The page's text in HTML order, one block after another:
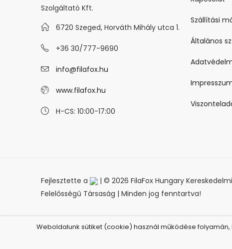
Szolgáltató Kft.
6720 Szeged, Horváth Mihály utca 1.
+36 30/777-9690
info@filafox.hu
www.filafox.hu
H-CS: 10:00-17:00
Szállítási
Általános
Fejlesztette a
| © 2026 FilaFox Hungary
Felelősségű Társaság | Minden jog fenntartva!
Weboldalunk sütiket (cookie) használ működése